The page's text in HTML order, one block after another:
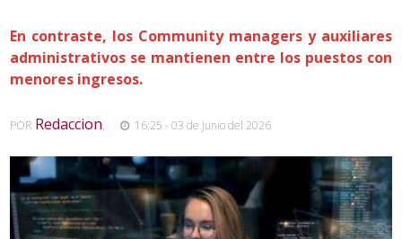
En contraste, los Community managers y auxiliares
administrativos se mantienen entre los puestos con
menores ingresos.
POR Redaccion, 16:25 - 03 de Junio del 2026